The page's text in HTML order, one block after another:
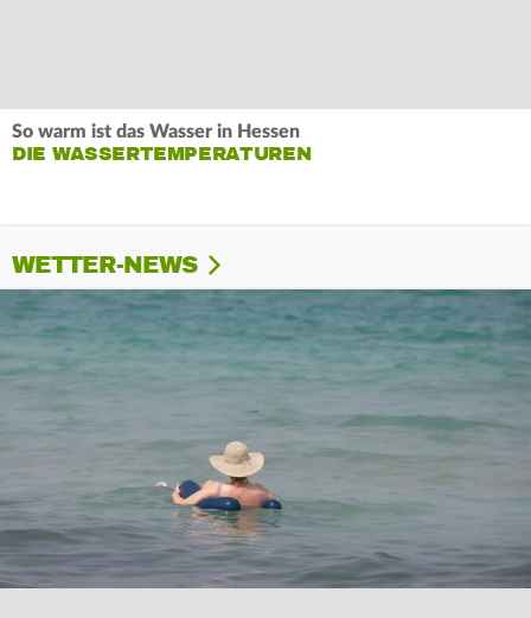
So warm ist das Wasser in Hessen
DIE WASSERTEMPERATUREN
WETTER-NEWS